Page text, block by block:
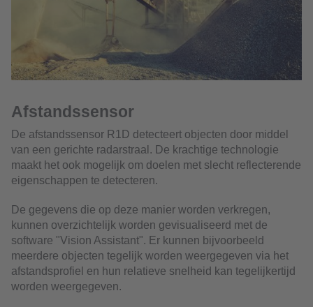
Afstandssensor
De afstandssensor R1D detecteert objecten door middel
van een gerichte radarstraal. De krachtige technologie
maakt het ook mogelijk om doelen met slecht reflecterende
eigenschappen te detecteren.
De gegevens die op deze manier worden verkregen,
kunnen overzichtelijk worden gevisualiseerd met de
software "Vision Assistant". Er kunnen bijvoorbeeld
meerdere objecten tegelijk worden weergegeven via het
afstandsprofiel en hun relatieve snelheid kan tegelijkertijd
worden weergegeven.